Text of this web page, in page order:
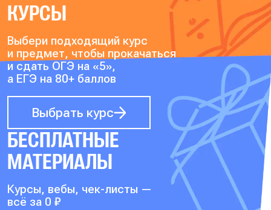
КУРСЫ
Выбери подходящий курс
и предмет, чтобы прокачаться
и сдать ОГЭ на «5»,
а ЕГЭ на 80+ баллов
Выбрать курс
БЕСПЛАТНЫЕ
МАТЕРИАЛЫ
Курсы, вебы, чек-листы —
всё за 0 ₽